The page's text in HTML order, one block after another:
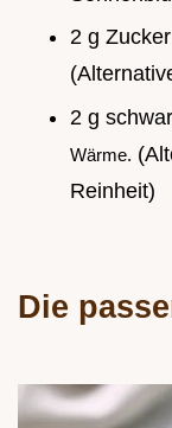
2 g Zucker
2 g
Wärme.
Reinheit)
Die